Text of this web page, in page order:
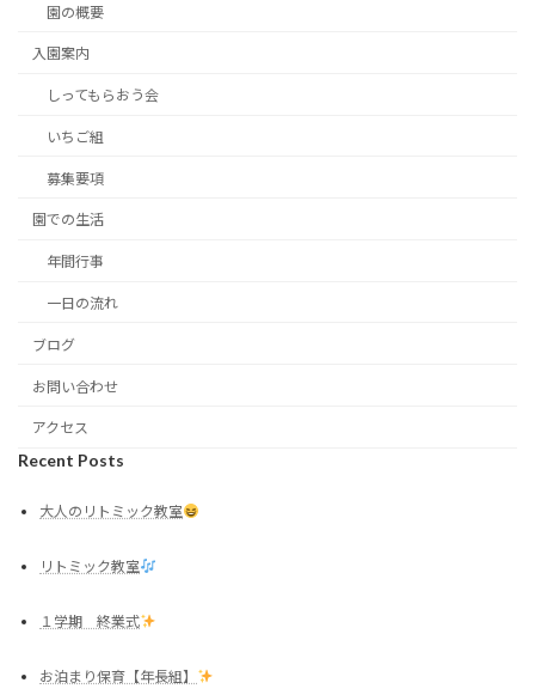
園の概要
入園案内
しってもらおう会
いちご組
募集要項
園での生活
年間行事
一日の流れ
ブログ
お問い合わせ
アクセス
Recent Posts
大人のリトミック教室
リトミック教室
１学期 終業式
お泊まり保育【年長組】